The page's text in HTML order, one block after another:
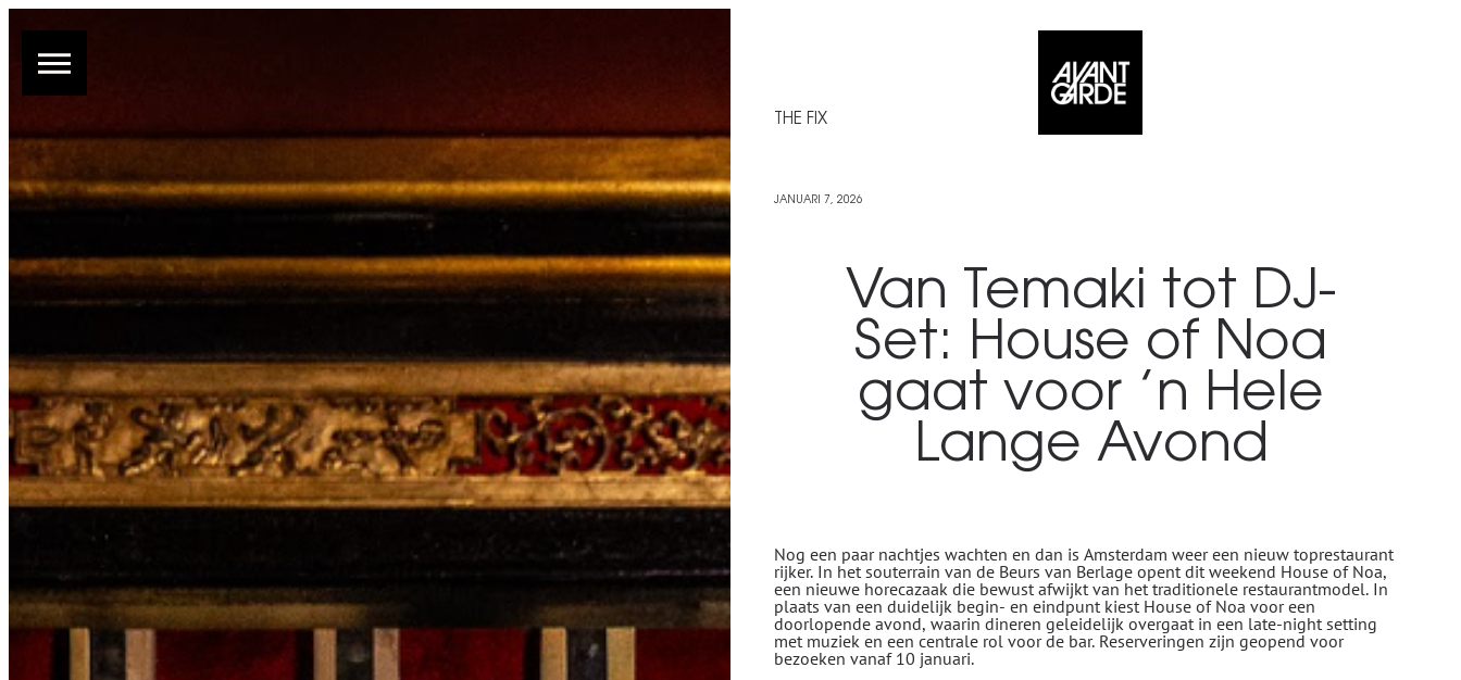
THE FIX
JANUARI 7, 2026
Van Temaki tot DJ-
Set: House of Noa
gaat voor ’n Hele
Lange Avond
Nog een paar nachtjes wachten en dan is Amsterdam weer een nieuw toprestaurant
rijker. In het souterrain van de Beurs van Berlage opent dit weekend House of Noa,
een nieuwe horecazaak die bewust afwijkt van het traditionele restaurantmodel. In
plaats van een duidelijk begin- en eindpunt kiest House of Noa voor een
doorlopende avond, waarin dineren geleidelijk overgaat in een late-night setting
met muziek en een centrale rol voor de bar. Reserveringen zijn geopend voor
bezoeken vanaf 10 januari.